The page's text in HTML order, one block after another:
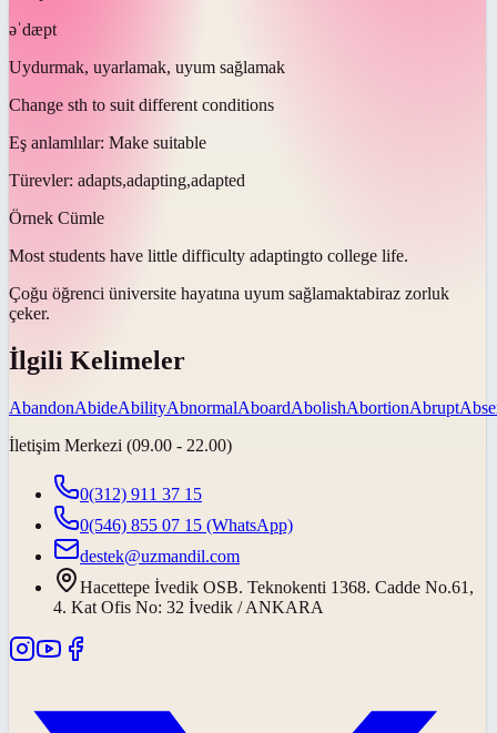
əˈdæpt
Uydurmak, uyarlamak, uyum sağlamak
Change sth to suit different conditions
Eş anlamlılar: Make suitable
Türevler: adapts,adapting,adapted
Örnek Cümle
Most students have little difficulty adaptingto college life.
Çoğu öğrenci üniversite hayatına uyum sağlamaktabiraz zorluk
çeker.
İlgili Kelimeler
AbandonAbideAbilityAbnormalAboardAbolishAbortionAbrupt
İletişim Merkezi (09.00 - 22.00)
0(312) 911 37 15
0(546) 855 07 15 (WhatsApp)
destek@uzmandil.com
Hacettepe İvedik OSB. Teknokenti 1368. Cadde No.61,
4. Kat Ofis No: 32 İvedik / ANKARA